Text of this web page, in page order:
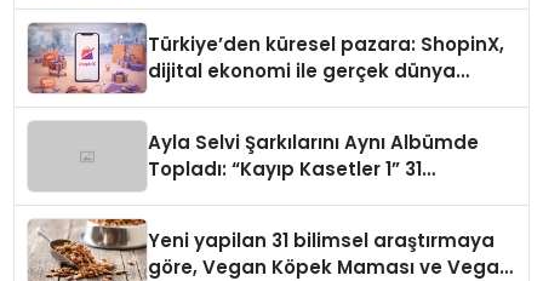
Türkiye’den küresel pazara: ShopinX,
dijital ekonomi ile gerçek dünya
Ayla Selvi Şarkılarını Aynı Albümde
Topladı: “Kayıp Kasetler 1” 31
Yeni yapilan 31 bilimsel araştırmaya
göre, Vegan Köpek Maması ve Vegan